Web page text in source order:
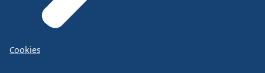
Cookies